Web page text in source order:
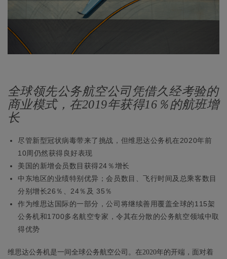
全球领先公务航空公司凭借久经考验的
商业模式，在2019年获得16％的航班增
长
尽管新型冠状病毒带来了挑战，但维思达公务机在2020年前
10周仍然获得良好表现
美国的新增会员数目获得24％增长
中东地区的业绩特别优异；会员数目、飞行时间及总乘客数目
分别增长26％、24％及 35％
作为维思达国际的一部分，公司将继续善用覆盖全球的115架
公务机和1700多名航空专家，令其在分散的公务航空领域中取
得优势
维思达公务机是一间全球公务航空公司。在2020年的开端，面对着